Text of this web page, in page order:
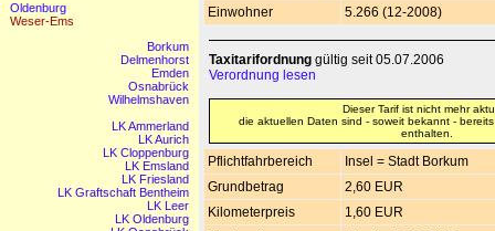
Oldenburg
Weser-Ems
Borkum
Delmenhorst
Emden
Osnabrück
Wilhelmshaven
LK Ammerland
LK Aurich
LK Cloppenburg
LK Emsland
LK Friesland
LK Graftschaft Bentheim
LK Leer
LK Oldenburg
Einwohner
5.266 (12-2008)
Taxitarifordnung gültig seit 05.07.2006
Verordnung lesen
Dieser Tarif ist nicht mehr
die aktuellen Daten sind - soweit bekannt -
enthalten.
Pflichtfahrbereich
Insel = Stadt Borkum
Grundbetrag
2,60 EUR
Kilometerpreis
1,60 EUR